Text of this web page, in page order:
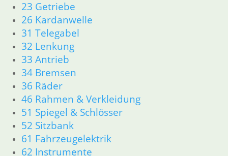
23 Getriebe
26 Kardanwelle
31 Telegabel
32 Lenkung
33 Antrieb
34 Bremsen
36 Räder
46 Rahmen & Verkleidung
51 Spiegel & Schlösser
52 Sitzbank
61 Fahrzeugelektrik
62 Instrumente
12 Motorelektrik
13 Vergaser
16 Tank
18 Auspuff
21 Kupplung
23 Getriebe
26 Kardanwelle
31 Telegabel
32 Lenkung
33 Antrieb
34 Bremsen
36 Räder
46 Rahmen & Verkleidung R26 R27